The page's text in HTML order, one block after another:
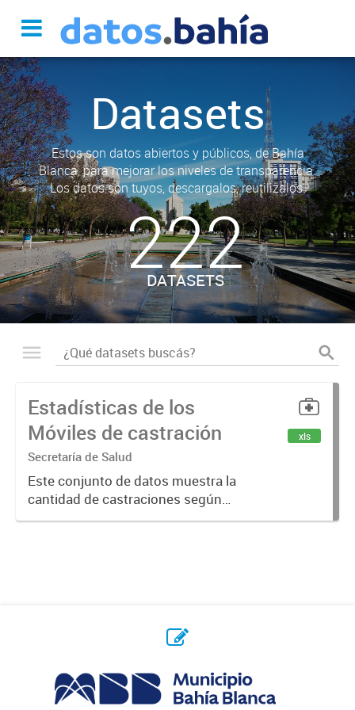
Datasets
Estos son datos abiertos y públicos, de Bahía
Blanca, para mejorar los niveles de transparencia.
Los datos son tuyos, descargalos, reutilizalos.
222
DATASETS
Estadísticas de los
Móviles de castración
Secretaría de Salud
Este conjunto de datos muestra la
cantidad de castraciones según
felino o canino, y cantidad de
xls